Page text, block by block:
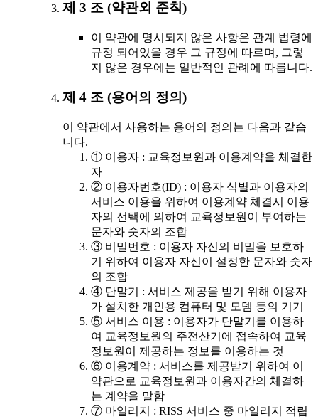
제 3 조 (약관외 준칙)
이 약관에 명시되지 않은 사항은 관계 법령에
규정 되어있을 경우 그 규정에 따르며, 그렇
지 않은 경우에는 일반적인 관례에 따릅니다.
제 4 조 (용어의 정의)
이 약관에서 사용하는 용어의 정의는 다음과 같습
니다.
① 이용자 : 교육정보원과 이용계약을 체결한
자
② 이용자번호(ID) : 이용자 식별과 이용자의
서비스 이용을 위하여 이용계약 체결시 이용
자의 선택에 의하여 교육정보원이 부여하는
문자와 숫자의 조합
③ 비밀번호 : 이용자 자신의 비밀을 보호하
기 위하여 이용자 자신이 설정한 문자와 숫자
의 조합
④ 단말기 : 서비스 제공을 받기 위해 이용자
가 설치한 개인용 컴퓨터 및 모뎀 등의 기기
⑤ 서비스 이용 : 이용자가 단말기를 이용하
여 교육정보원의 주전산기에 접속하여 교육
정보원이 제공하는 정보를 이용하는 것
⑥ 이용계약 : 서비스를 제공받기 위하여 이
약관으로 교육정보원과 이용자간의 체결하
는 계약을 말함
⑦ 마일리지 : RISS 서비스 중 마일리지 적립